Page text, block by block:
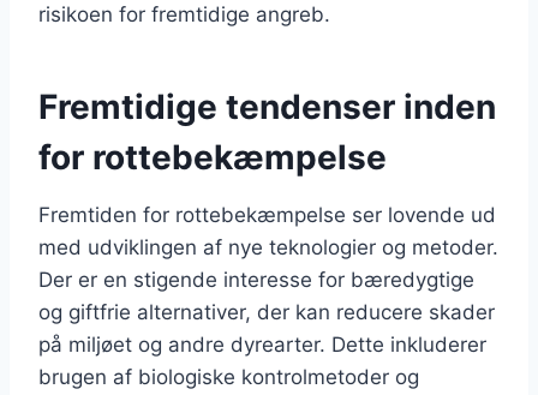
risikoen for fremtidige angreb.
Fremtidige tendenser inden
for rottebekæmpelse
Fremtiden for rottebekæmpelse ser lovende ud
med udviklingen af nye teknologier og metoder.
Der er en stigende interesse for bæredygtige
og giftfrie alternativer, der kan reducere skader
på miljøet og andre dyrearter. Dette inkluderer
brugen af biologiske kontrolmetoder og